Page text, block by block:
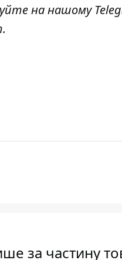
на нашому
.
за частину